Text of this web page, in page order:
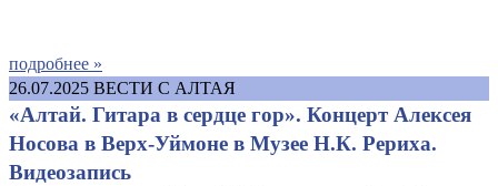
подробнее »
26.07.2025 ВЕСТИ С АЛТАЯ
«Алтай. Гитара в сердце гор». Концерт Алексея
Носова в Верх-Уймоне в Музее Н.К. Рериха.
Видеозапись